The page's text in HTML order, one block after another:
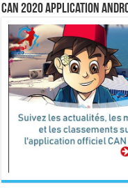
CAN 2020 Application